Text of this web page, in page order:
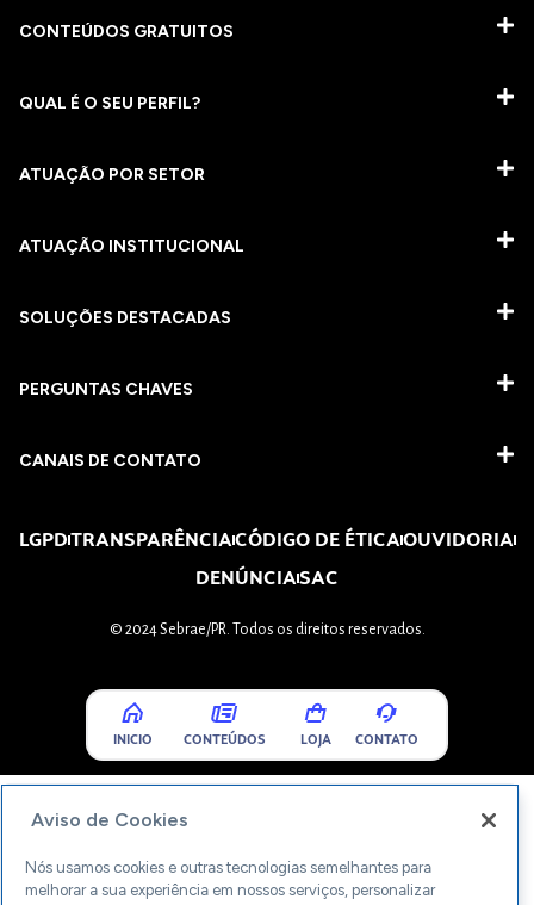
CONTEÚDOS GRATUITOS
QUAL É O SEU PERFIL?
ATUAÇÃO POR SETOR
ATUAÇÃO INSTITUCIONAL
SOLUÇÕES DESTACADAS
PERGUNTAS CHAVES​
CANAIS DE CONTATO
LGPDTRANSPARÊNCIACÓDIGO DE ÉTICAOUVIDORIA
DENÚNCIASAC
© 2024 Sebrae/PR. Todos os direitos reservados.
INICIO CONTEÚDOS LOJA CONTATO
Aviso de Cookies
Nós usamos cookies e outras tecnologias semelhantes para
melhorar a sua experiência em nossos serviços, personalizar